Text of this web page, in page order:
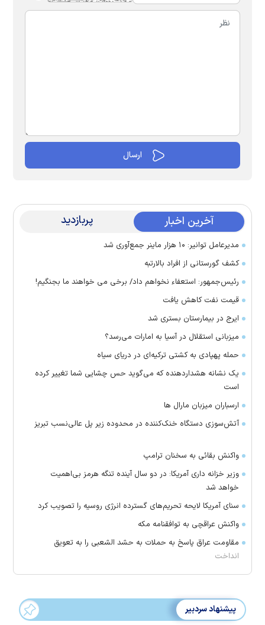
آخرین اخبار پربازدید
مدیرعامل توانیر: ۱۰ هزار ماینر جمع‌آوری شد
کشف گورستانی از افراد بالارتبه
رئیس‌جمهور: استعفاء نخواهم داد/ برخی می خواهند ما بجنگیم!
قیمت نفت کاهش یافت
ایرج در بیمارستان بستری شد
میزبانی استقلال در آسیا به امارات می‌رسد؟
حمله پهپادی به کشتی ترکیه‌ای در دریای سیاه
یک نشانه هشداردهنده که می‌گوید حس چشایی شما تغییر کرده
است
ارسباران میزبان مارال ها
آتش‌سوزی دستگاه خنک‌کننده در محدوده زیر پل عالی‌نسب تبریز
واکنش بقائی به سخنان ترامپ
وزیر خزانه داری آمریکا: در دو سال آینده تنگه هرمز بی‌اهمیت
خواهد شد
سنای آمریکا لایحه تحریم‌های گسترده انرژی روسیه را تصویب کرد
واکنش عراقچی به توافقنامه مکه
مقاومت عراق پاسخ به حملات به حشد الشعبی را به تعویق
انداخت
پیشنهاد سردبیر